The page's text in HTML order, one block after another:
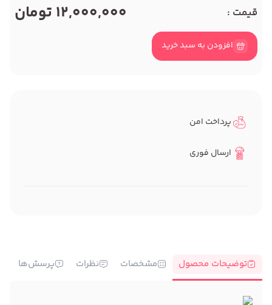
قیمت : 12,000,000 تومان
افزودن به سبد خرید
پرداخت امن
ارسال فوری
توضیحات محصول مشخصات نظرات پرسش‌ها